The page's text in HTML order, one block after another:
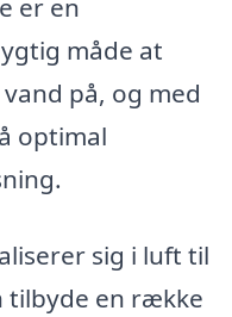
er en
måde at
på, og med
optimal
sig i luft til
tilbyde en række